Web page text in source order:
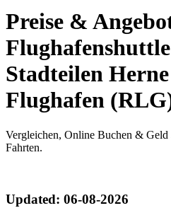
Preise &
Stadteilen
Flughafen
Vergleichen, Online Buchen & Geld
Fahrten.
Updated: 06-08-2026